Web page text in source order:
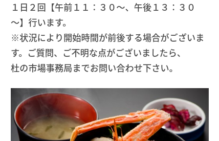
１日２回【午前１１：３０～、午後１３：３０
～】行います。
※状況により開始時間が前後する場合がございま
す。ご質問、ご不明な点がございましたら、
杜の市場事務局までお問い合わせ下さい。